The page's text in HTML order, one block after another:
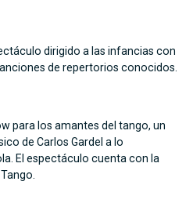
dirigido a las infancias con
de repertorios conocidos.
para los amantes del tango, un
de Carlos Gardel a lo
El espectáculo cuenta con la